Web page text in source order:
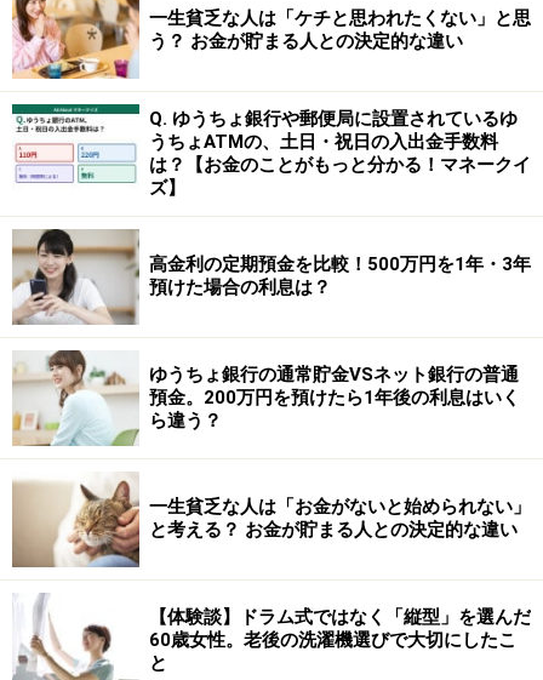
一生貧乏な人は「ケチと思われたくない」と思
う？ お金が貯まる人との決定的な違い
Q. ゆうちょ銀行や郵便局に設置されているゆ
うちょATMの、土日・祝日の入出金手数料
は？【お金のことがもっと分かる！マネークイ
ズ】
高金利の定期預金を比較！500万円を1年・3年
預けた場合の利息は？
ゆうちょ銀行の通常貯金VSネット銀行の普通
預金。200万円を預けたら1年後の利息はいく
ら違う？
一生貧乏な人は「お金がないと始められない」
と考える？ お金が貯まる人との決定的な違い
【体験談】ドラム式ではなく「縦型」を選んだ
60歳女性。老後の洗濯機選びで大切にしたこ
と